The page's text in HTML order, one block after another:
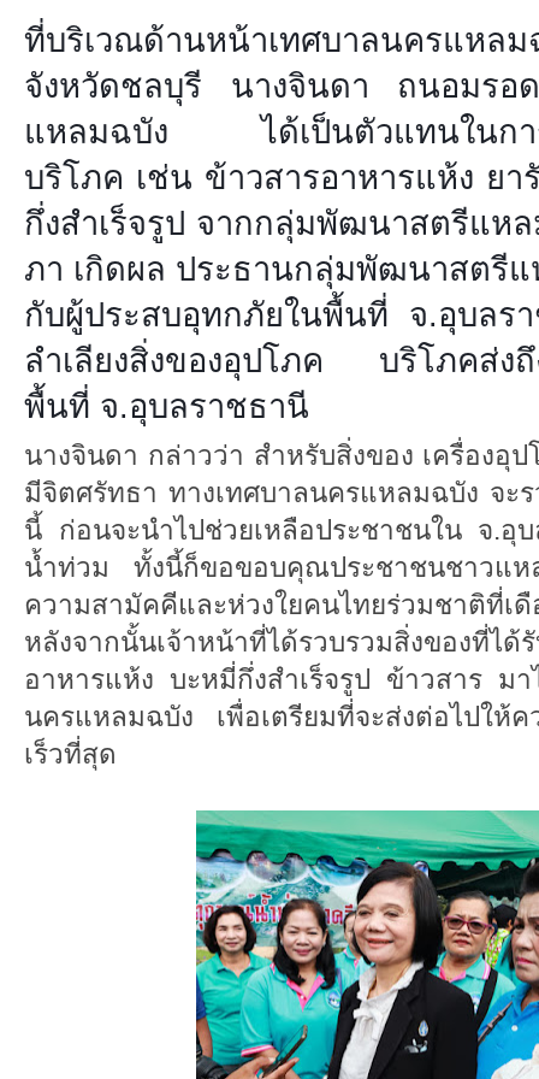
ที่บริเวณด้านหน้าเทศบาลนครแห
จังหวัดชลบุรี นางจินดา ถนอมรอ
แหลมฉบัง ได้เป็นตัวแทนในการ
บริโภค เช่น ข้าวสารอาหารแห้ง ย
กึ่งสำเร็จรูป จากกลุ่มพัฒนาสตรีแห
ภา เกิดผล ประธานกลุ่มพัฒนาสตรีแ
กับผู้ประสบอุทกภัยในพื้นที่ จ.อุบลร
ลำเลียงสิ่งของอุปโภค บริโภคส่งถึ
พื้นที่ จ.อุบลราชธานี
นางจินดา กล่าวว่า สำหรับสิ่งของ เครื่องอุ
มีจิตศรัทธา ทางเทศบาลนครแหลมฉบัง จะ
นี้ ก่อนจะนำไปช่วยเหลือประชาชนใน จ.อุ
น้ำท่วม ทั้งนี้ก็ขอขอบคุณประชาชนชาวแห
ความสามัคคีและห่วงใยคนไทยร่วมชาติที่เ
หลังจากนั้นเจ้าหน้าที่ได้รวบรวมสิ่งของ
อาหารแห้ง บะหมี่กึ่งสำเร็จรูป ข้าวสาร มา
นครแหลมฉบัง เพื่อเตรียมที่จะส่งต่อไปให้ค
เร็วที่สุด